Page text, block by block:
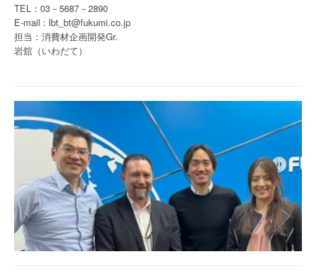
TEL：03－5687－2890
E-mail : lbt_bt@fukumi.co.jp
担当：消費材企画開発Gr.
岩舘（いわだて）